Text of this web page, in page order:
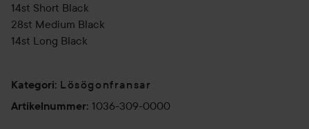
14st Short Black
28st Medium Black
14st Long Black
Kategori: Lösögonfransar
Artikelnummer: 1036-309-0000